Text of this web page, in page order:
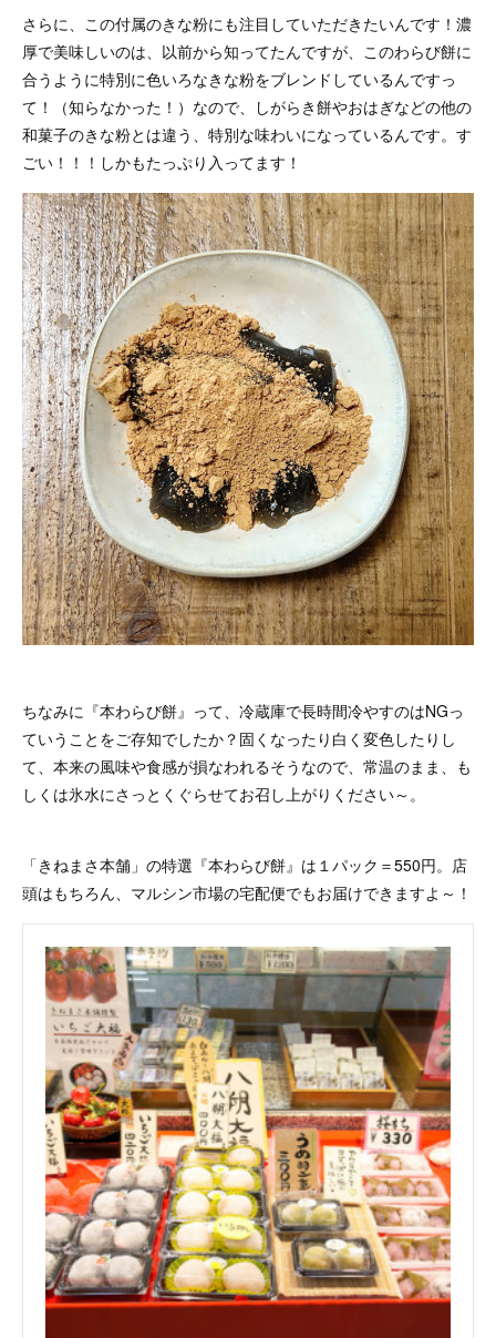
さらに、この付属のきな粉にも注目していただきたいんです！濃
厚で美味しいのは、以前から知ってたんですが、このわらび餅に
合うように特別に色いろなきな粉をブレンドしているんですっ
て！（知らなかった！）なので、しがらき餅やおはぎなどの他の
和菓子のきな粉とは違う、特別な味わいになっているんです。す
ごい！！！しかもたっぷり入ってます！
ちなみに『本わらび餅』って、冷蔵庫で長時間冷やすのはNGっ
ていうことをご存知でしたか？固くなったり白く変色したりし
て、本来の風味や食感が損なわれるそうなので、常温のまま、も
しくは氷水にさっとくぐらせてお召し上がりください～。
「きねまさ本舗」の特選『本わらび餅』は１パック＝550円。店
頭はもちろん、マルシン市場の宅配便でもお届けできますよ～！